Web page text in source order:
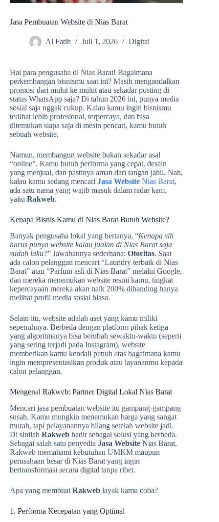
Jasa Pembuatan Website di Nias Barat
Al Fatih Juli 1, 2026 Digital
Hai para pengusaha di Nias Barat! Bagaimana
perkembangan bisnismu saat ini? Masih mengandalkan
promosi dari mulut ke mulut atau sekadar posting di
status WhatsApp saja? Di tahun 2026 ini, punya media
sosial saja nggak cukup. Kalau kamu ingin bisnismu
terlihat lebih profesional, terpercaya, dan bisa
ditemukan siapa saja di mesin pencari, kamu butuh
sebuah website.
Namun, membangun website bukan sekadar asal
“online”. Kamu butuh performa yang cepat, desain
yang menjual, dan pastinya aman dari tangan jahil. Nah,
kalau kamu sedang mencari Jasa Website Nias Barat,
ada satu nama yang wajib masuk dalam radar kam,
yaitu Rakweb.
Kenapa Bisnis Kamu di Nias Barat Butuh Website?
Banyak pengusaha lokal yang bertanya, “Kenapa sih
harus punya website kalau jualan di Nias Barat saja
sudah laku?” Jawabannya sederhana: Otoritas. Saat
ada calon pelanggan mencari “Laundry terbaik di Nias
Barat” atau “Parfum asli di Nias Barat” melalui Google,
dan mereka menemukan website resmi kamu, tingkat
kepercayaan mereka akan naik 200% dibanding hanya
melihat profil media sosial biasa.
Selain itu, website adalah aset yang kamu miliki
sepenuhnya. Berbeda dengan platform pihak ketiga
yang algoritmanya bisa berubah sewaktu-waktu (seperti
yang sering terjadi pada Instagram), website
memberikan kamu kendali penuh atas bagaimana kamu
ingin mempresentasikan produk atau layananmu kepada
calon pelanggan.
Mengenal Rakweb: Partner Digital Lokal Nias Barat
Mencari jasa pembuatan website itu gampang-gampang
susah. Kamu mungkin menemukan harga yang sangat
murah, tapi pelayanannya hilang setelah website jadi.
Di sinilah Rakweb hadir sebagai solusi yang berbeda.
Sebagai salah satu penyedia Jasa Website Nias Barat,
Rakweb memahami kebutuhan UMKM maupun
perusahaan besar di Nias Barat yang ingin
bertransformasi secara digital tanpa ribet.
Apa yang membuat Rakweb layak kamu coba?
1. Performa Kecepatan yang Optimal